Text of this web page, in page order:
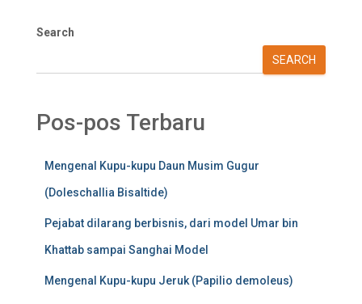
Search
SEARCH
Pos-pos Terbaru
Mengenal Kupu-kupu Daun Musim Gugur
(Doleschallia Bisaltide)
Pejabat dilarang berbisnis, dari model Umar bin
Khattab sampai Sanghai Model
Mengenal Kupu-kupu Jeruk (Papilio demoleus)